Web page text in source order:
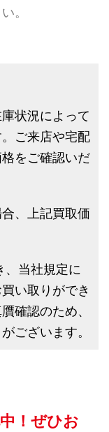
。
状況によって
ご来店や宅配
をご確認いだ
、上記買取価
、当社規定に
い取りができ
確認のため、
ございます。
！ぜひお